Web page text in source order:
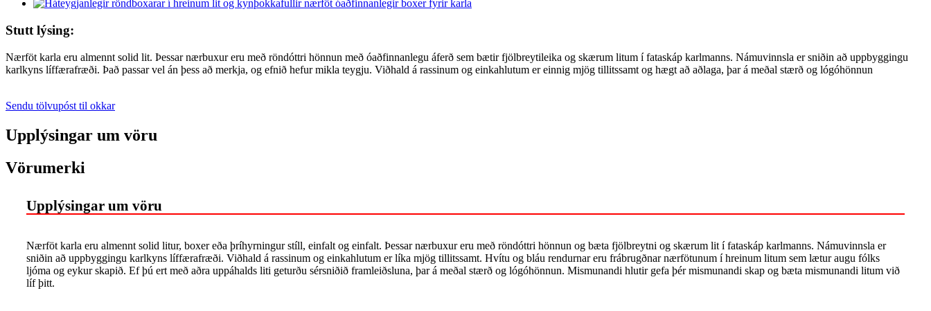
Stutt lýsing:
Nærföt karla eru almennt solid lit. Þessar nærbuxur eru með röndóttri hönnun með óaðfinnanlegu áferð sem bætir fjölbreytileika og skærum litum í fataskáp karlmanns. Námuvinnsla er sniðin að uppbyggingu
karlkyns líffærafræði. Það passar vel án þess að merkja, og efnið hefur mikla teygju. Viðhald á rassinum og einkahlutum er einnig mjög tillitssamt og hægt að aðlaga, þar á meðal stærð og lógóhönnun
Sendu tölvupóst til okkar
Upplýsingar um vöru
Vörumerki
Upplýsingar um vöru
Nærföt karla eru almennt solid litur, boxer eða þríhyrningur stíll, einfalt og einfalt. Þessar nærbuxur eru með röndóttri hönnun og bæta fjölbreytni og skærum lit í fataskáp karlmanns. Námuvinnsla er
sniðin að uppbyggingu karlkyns líffærafræði. Viðhald á rassinum og einkahlutum er líka mjög tillitssamt. Hvítu og bláu rendurnar eru frábrugðnar nærfötunum í hreinum litum sem lætur augu fólks
ljóma og eykur skapið. Ef þú ert með aðra uppáhalds liti geturðu sérsniðið framleiðsluna, þar á meðal stærð og lógóhönnun. Mismunandi hlutir gefa þér mismunandi skap og bæta mismunandi litum við
líf þitt.